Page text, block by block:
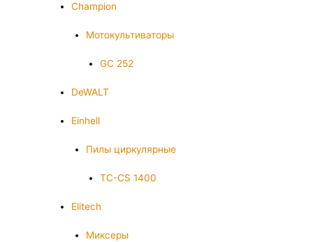
Champion
Мотокультиваторы
GC 252
DeWALT
Einhell
Пилы циркулярные
TC-CS 1400
Elitech
Миксеры